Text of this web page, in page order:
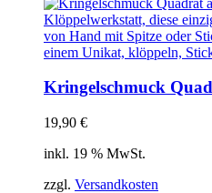
können
auf
der
gewählt
werden
Kringelschmuck
19,90 €
inkl. 19 % MwSt.
zzgl. Versandkosten